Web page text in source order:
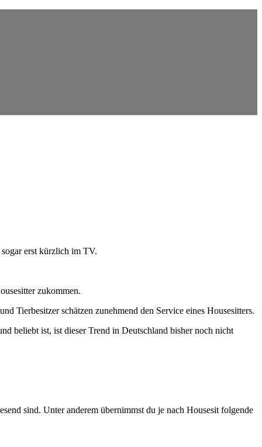
erst kürzlich im TV.
zukommen.
Tierbesitzer schätzen zunehmend den Service eines Housesitters.
beliebt ist, ist dieser Trend in Deutschland bisher noch nicht
sind. Unter anderem übernimmst du je nach Housesit folgende